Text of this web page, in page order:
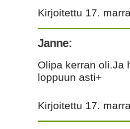
Kirjoitettu 17.
Janne:
Olipa kerran oli.Ja
loppuun asti+
Kirjoitettu 17.